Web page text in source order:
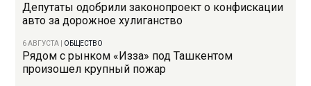
Депутаты одобрили законопроект о конфискации
авто за дорожное хулиганство
6 АВГУСТА ОБЩЕСТВО
Рядом с рынком «Изза» под Ташкентом
произошел крупный пожар